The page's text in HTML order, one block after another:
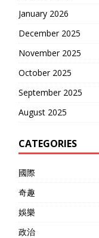
January 2026
December 2025
November 2025
October 2025
September 2025
August 2025
CATEGORIES
國際
奇趣
娛樂
政治